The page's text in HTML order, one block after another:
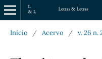
Início / Acervo / v. 26 n.